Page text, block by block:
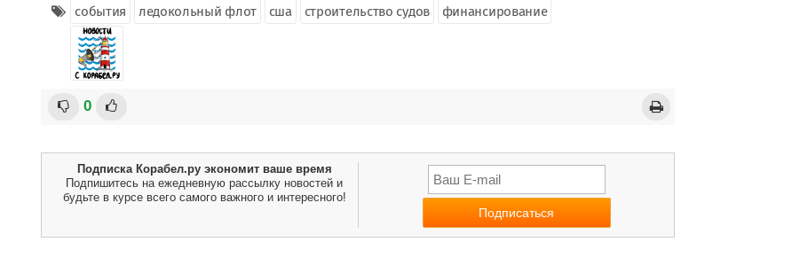
события ледокольный флот сша строительство судов финансирование
0
Подписка Корабел.ру экономит ваше время
Подпишитесь на ежедневную рассылку новостей и
будьте в курсе всего самого важного и интересного!